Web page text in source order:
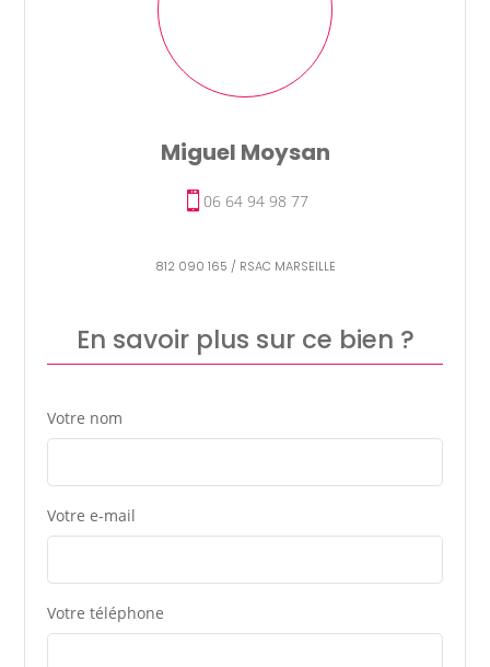
Miguel Moysan
812 090 165 / RSAC MARSEILLE
06 64 94 98 77
En savoir plus sur ce bien ?
Votre nom
Votre e-mail
Votre téléphone